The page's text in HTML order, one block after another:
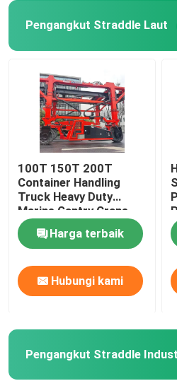
Pengangkut Straddle Laut
100T 150T 200T
Container Handling
Truck Heavy Duty
Marine Gantry Crane
Truck
Harga terbaik
Hubungi kami
Pengangkut Straddle